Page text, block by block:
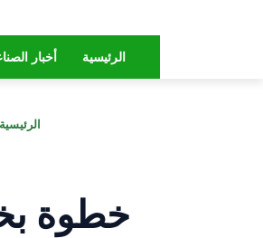
الرئيسية أخبار
الرئيسية
خطوة